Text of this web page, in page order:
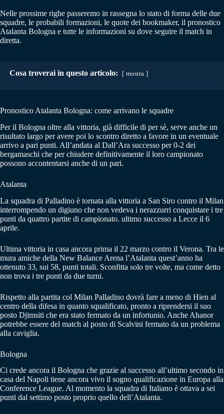
Nelle prossime righe passeremo in rassegna lo stato di forma delle due
squadre, le probabili formazioni, le quote dei bookmaker, il pronostico
Atalanta Bologna e tutte le informazioni su dove seguire il match in
diretta.
Cosa troverai in questo articolo: mostra
Pronostico Atalanta Bologna: come arrivano le squadre
Per il Bologna oltre alla vittoria, già difficile di per sè, serve anche un
risultato largo per avere poi lo scontro diretto a favore in un eventuale
arrivo a pari punti. All’andata al Dall’Ara successo per 0-2 dei
bergamaschi che per chiudere definitivamente il loro campionato
possono accontentarsi anche di un pari.
Atalanta
La squadra di Palladino è tornata alla vittoria a San Siro contro il Milan
interrompendo un digiuno che non vedeva i nerazzurri conquistare i tre
punti da quattro partite di campionato. ultimo successo a Lecce il 6
aprile.
Ultima vittoria in casa ancora prima il 22 marzo contro il Verona. Tra le
mura amiche della New Balance Arena l’Atalanta quest’anno ha
ottenuto 33, sui 58, punti totali. Sconfitta solo tre volte, ma come detto
non trova i tre punti da due turni.
Rispetto alla partita col Milan Palladino dovrà fare a meno di Hien al
centro della difesa in quanto squalificato, pronto a riprendersi il suo
posto Djimsiti che era stato fermato da un infortunio. Anche Ahanor
potrebbe essere del match al posto di Scalvini fermato da un problema
alla caviglia.
Bologna
Ci crede ancora il Bologna che grazie al successo all’ultimo secondo in
casa del Napoli tiene ancora vivo il sogno qualificazione in Europa alla
Conference League. Al momento la squadra di Italiano è ottava a sei
punti dal settimo posto proprio quello dell’Atalanta.